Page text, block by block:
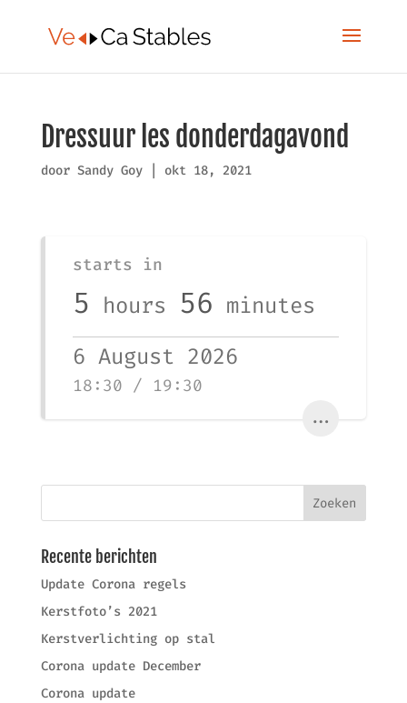
Dressuur les donderdagavond
door Sandy Goy| okt 18, 2021
starts in
5 hours 56 minutes
6 August 2026
18:30 / 19:30
...
Recente berichten
Update Corona regels
Kerstfoto’s 2021
Kerstverlichting op stal
Corona update December
Corona update